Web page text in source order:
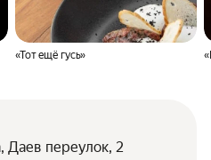
«Тот ещё гусь»
Даев переулок, 2